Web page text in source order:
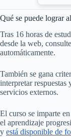
Qué se puede lograr
Tras 16 horas de
desde la web,
automáticamente.
También se gana
interpretar respuestas
servicios externos.
El curso se imparte
el aprendizaje
y está disponible de